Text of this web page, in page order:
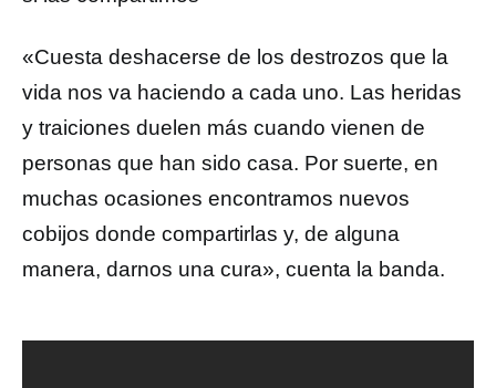
«Cuesta deshacerse de los destrozos que la
vida nos va haciendo a cada uno. Las heridas
y traiciones duelen más cuando vienen de
personas que han sido casa. Por suerte, en
muchas ocasiones encontramos nuevos
cobijos donde compartirlas y, de alguna
manera, darnos una cura», cuenta la banda.